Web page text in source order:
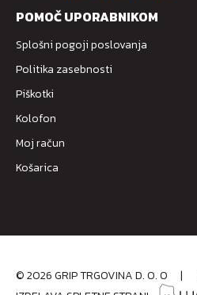
POMOČ UPORABNIKOM
Splošni pogoji poslovanja
Politika zasebnosti
Piškotki
Kolofon
Moj račun
Košarica
©2026GRIP TRGOVINA D. O. O |